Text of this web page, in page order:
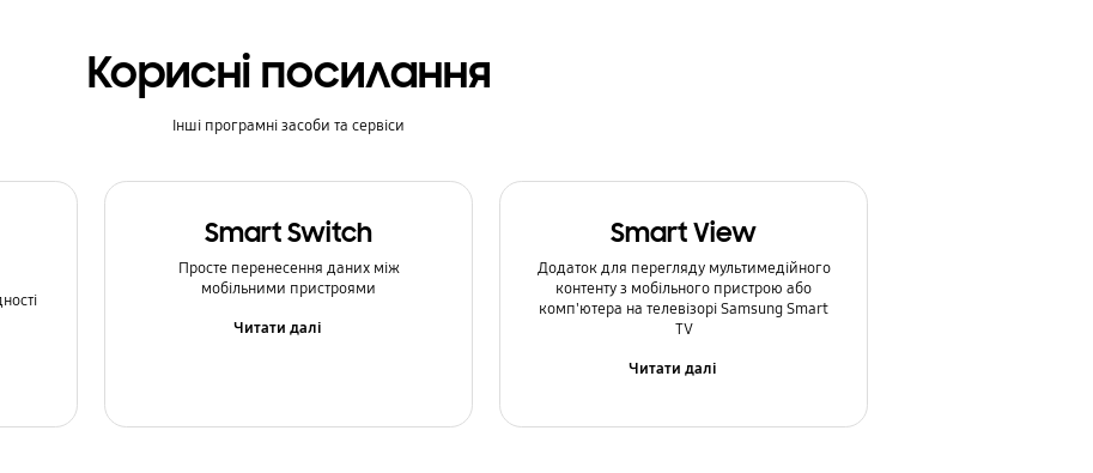
Корисні посилання
Інші програмні засоби та сервіси
Smart Switch
Просте перенесення даних між
мобільними пристроями
Читати далі
Smart View
Додаток для перегляду мультимедійного
контенту з мобільного пристрою або
комп'ютера на телевізорі Samsung Smart
TV
Читати далі